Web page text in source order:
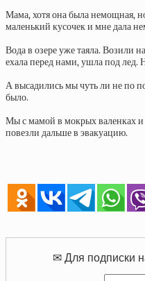
Мама, хотя она была немощная,
маленький кусочек и мне дала
Вода в озере уже таяла. Возили
ехала перед нами, ушла под лед.
А высадились мы чуть ли не по
было.
Мы с мамой в мокрых валенках и
повезли дальше в эвакуацию.
✉ Для подписки